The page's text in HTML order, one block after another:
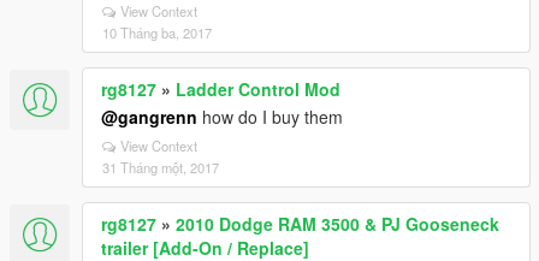
View Context
10 Tháng ba, 2017
rg8127 » Ladder Control Mod
@gangrenn how do I buy them
View Context
31 Tháng một, 2017
rg8127 » 2010 Dodge RAM 3500 & PJ Gooseneck
trailer [Add-On / Replace]